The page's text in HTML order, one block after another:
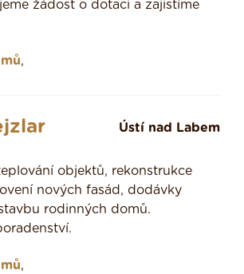
žádost o dotaci a zajistíme
,
Ústí nad Labem
objektů, rekonstrukce
nových fasád, dodávky
rodinných domů.
,